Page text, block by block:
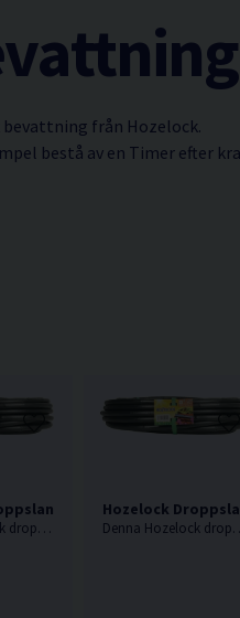
från Hozelock.
bestå av en Timer efter
13mm 25m
Denna Hozelock droppslang är en 13 mm droppledning, med integrerade droppar jämnt fördelade var 30:e cm längs slangens längd.
Hozelock
Denna Hozelock droppslang är en 13 mm